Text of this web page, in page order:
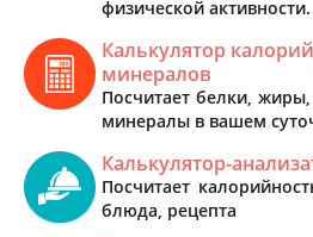
физической активности.
Калькулятор
минералов
Посчитает белки,
минералы в вашем
Калькулятор-
Посчитает
блюда, рецепта